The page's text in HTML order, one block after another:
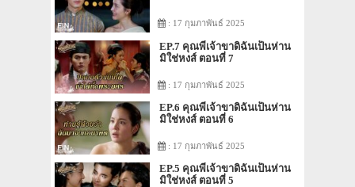
: 17 กุมภาพันธ์ 2025
EP.7 คุณพี่เจ้าขาดิฉันเป็นห่าน
มิใช่หงส์ ตอนที่ 7
: 17 กุมภาพันธ์ 2025
EP.6 คุณพี่เจ้าขาดิฉันเป็นห่าน
มิใช่หงส์ ตอนที่ 6
: 17 กุมภาพันธ์ 2025
EP.5 คุณพี่เจ้าขาดิฉันเป็นห่าน
มิใช่หงส์ ตอนที่ 5